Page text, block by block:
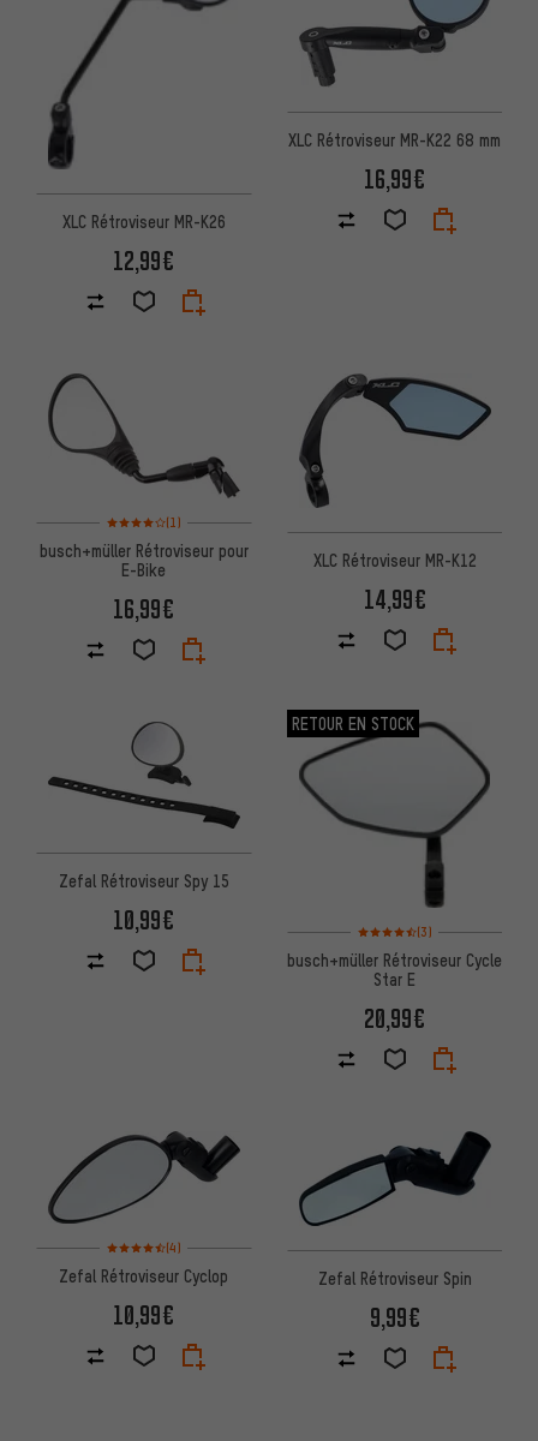
XLC Rétroviseur MR-K26
12,99€
XLC Rétroviseur MR-K22 68 mm
16,99€
Note moyenne : 4 sur 5 d'après 1 avis
(1)
busch+müller Rétroviseur pour
E-Bike
16,99€
XLC Rétroviseur MR-K12
14,99€
Zefal Rétroviseur Spy 15
10,99€
RETOUR EN STOCK
Note moyenne : 4,5 sur 5
(3)
busch+müller Rétroviseur Cycle
Star E
20,99€
Note moyenne : 4,5 sur 5 d'après 4 avis
(4)
Zefal Rétroviseur Cyclop
10,99€
Zefal Rétroviseur Spin
9,99€